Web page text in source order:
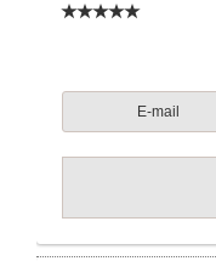
E-mail